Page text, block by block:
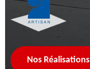
Nos Réalisations